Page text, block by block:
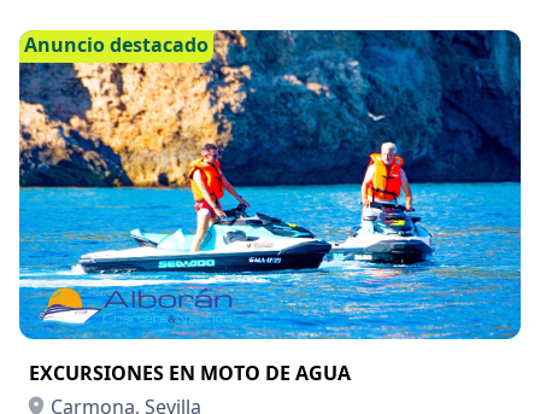
Anuncio destacado
EXCURSIONES EN MOTO DE AGUA
Carmona, Sevilla